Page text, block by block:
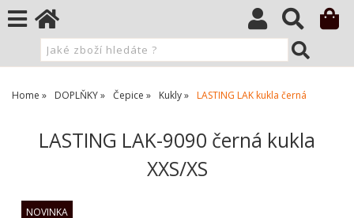
Home DOPLŇKY Čepice Kukly LASTING LAK kukla černá
LASTING LAK-9090 černá kukla
XXS/XS